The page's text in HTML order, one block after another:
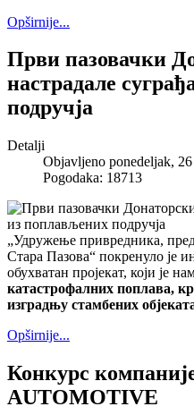
Opširnije...
Први пазовачки
настрадале
подручја
Detalji
Objavljeno ponedeljak,
Pogodaka: 18713
„Удружење привредника,
Стара Пазова“ покренуло је
обухватан пројекат, који је
катастрофалних поплава,
изградњу стамбених
Opširnije...
Конкурс
AUTOMOTIVE